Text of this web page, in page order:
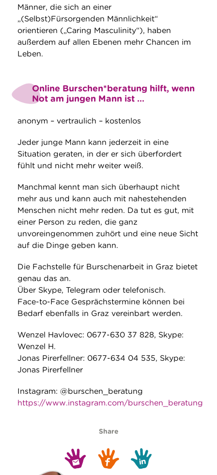
Männer, die sich an einer
„(Selbst)Fürsorgenden Männlichkeit“
orientieren („Caring Masculinity“), haben
außerdem auf allen Ebenen mehr Chancen im
Leben.
Online Burschen*beratung hilft, wenn
Not am jungen Mann ist …
anonym – vertraulich – kostenlos
Jeder junge Mann kann jederzeit in eine
Situation geraten, in der er sich überfordert
fühlt und nicht mehr weiter weiß.
Manchmal kennt man sich überhaupt nicht
mehr aus und kann auch mit nahestehenden
Menschen nicht mehr reden. Da tut es gut, mit
einer Person zu reden, die ganz
unvoreingenommen zuhört und eine neue Sicht
auf die Dinge geben kann.
Die Fachstelle für Burschenarbeit in Graz bietet
genau das an.
Über Skype, Telegram oder telefonisch.
Face-to-Face Gesprächstermine können bei
Bedarf ebenfalls in Graz vereinbart werden.
Wenzel Havlovec: 0677-630 37 828, Skype:
Wenzel H.
Jonas Pirerfellner: 0677-634 04 535, Skype:
Jonas Pirerfellner
Instagram: @burschen_beratung
https://www.instagram.com/burschen_beratung
Share